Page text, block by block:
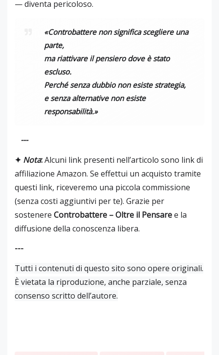
— diventa pericoloso.
«Controbattere non significa scegliere una
parte,
ma riattivare il pensiero dove è stato
escluso.
Perché senza dubbio non esiste strategia,
e senza alternative non esiste
responsabilità.»
---
✦ Nota:Alcuni link presenti nell’articolo sono link di
affiliazione Amazon. Se effettui un acquisto tramite
questi link, riceveremo una piccola commissione
(senza costi aggiuntivi per te). Grazie per
sostenere Controbattere – Oltre il Pensaree la
diffusione della conoscenza libera.
---
Tutti i contenuti di questo sito sono opere originali.
È vietata la riproduzione, anche parziale, senza
consenso scritto dell’autore.